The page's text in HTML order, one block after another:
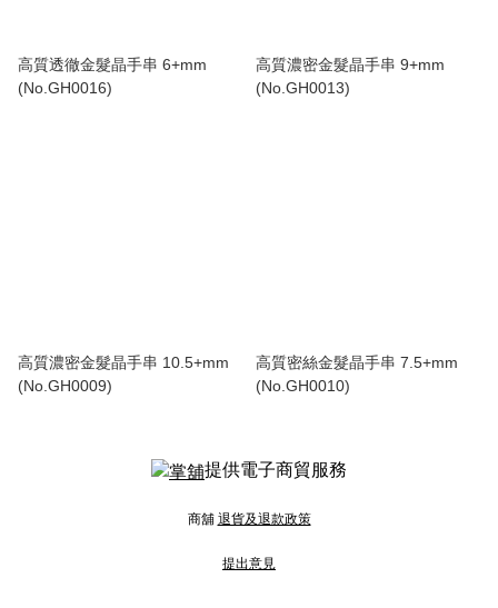
高質透徹金髮晶手串 6+mm
(No.GH0016)
高質濃密金髮晶手串 9+mm
(No.GH0013)
高質濃密金髮晶手串 10.5+mm
(No.GH0009)
高質密絲金髮晶手串 7.5+mm
(No.GH0010)
提供電子商貿服務
商舖 退貨及退款政策
提出意見